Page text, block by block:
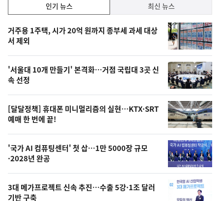
기,
최
신,
오
늘
의
영
상
오
의
사
인기 뉴스 최신 뉴스
기
뉴
스
거주용 1주택, 시가 20억 원까지 종부세 과세 대상
서 제외
'서울대 10개 만들기' 본격화…거점 국립대 3곳 신
속 선정
[달달정책] 휴대폰 미니멀리즘의 실현…KTX·SRT
예매 한 번에 끝!
'국가 AI 컴퓨팅센터' 첫 삽…1만 5000장 규모
·2028년 완공
3대 메가프로젝트 신속 추진…수출 5강·1조 달러
기반 구축